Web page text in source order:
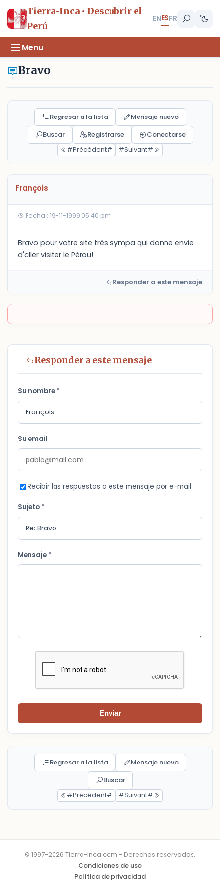
Tierra-Inca • Descubrir el
Perú
ENESFR
Menu
Bravo
Regresar a la lista
Mensaje nuevo
Buscar
Registrarse
Conectarse
#Précédent#
#Suivant#
François
Fecha : 19-11-1999 05:40 pm
Bravo pour votre site très sympa qui donne envie
d'aller visiter le Pérou!
Responder a este mensaje
Responder a este mensaje
Su nombre *
Su email
Recibir las respuestas a este mensaje por e-mail
Sujeto *
Mensaje *
Enviar
Regresar a la lista
Mensaje nuevo
Buscar
#Précédent#
#Suivant#
© 1997-2026 Tierra-Inca.com - Derechos reservados.
Condiciones de uso
Política de privacidad